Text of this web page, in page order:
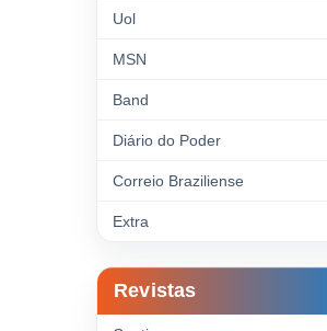
Uol
MSN
Band
Diário do Poder
Correio Braziliense
Extra
Revistas